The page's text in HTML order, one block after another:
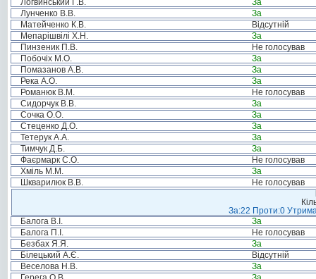
Логвинський Г.В.
За
Лунченко В.В.
За
Матейченко К.В.
Відсутній
Мепарішвілі Х.Н.
За
Пинзеник П.В.
Не голосував
Побочіх М.О.
За
Помазанов А.В.
За
Река А.О.
За
Романюк В.М.
Не голосував
Сидорчук В.В.
За
Сочка О.О.
За
Стеценко Д.О.
За
Тетерук А.А.
За
Тимчук Д.Б.
За
Фаєрмарк С.О.
Не голосував
Хміль М.М.
За
Шкварилюк В.В.
Не голосував
За:22 Проти:0
Балога В.І.
За
Балога П.І.
Не голосував
Безбах Я.Я.
За
Білецький А.Є.
Відсутній
Веселова Н.В.
За